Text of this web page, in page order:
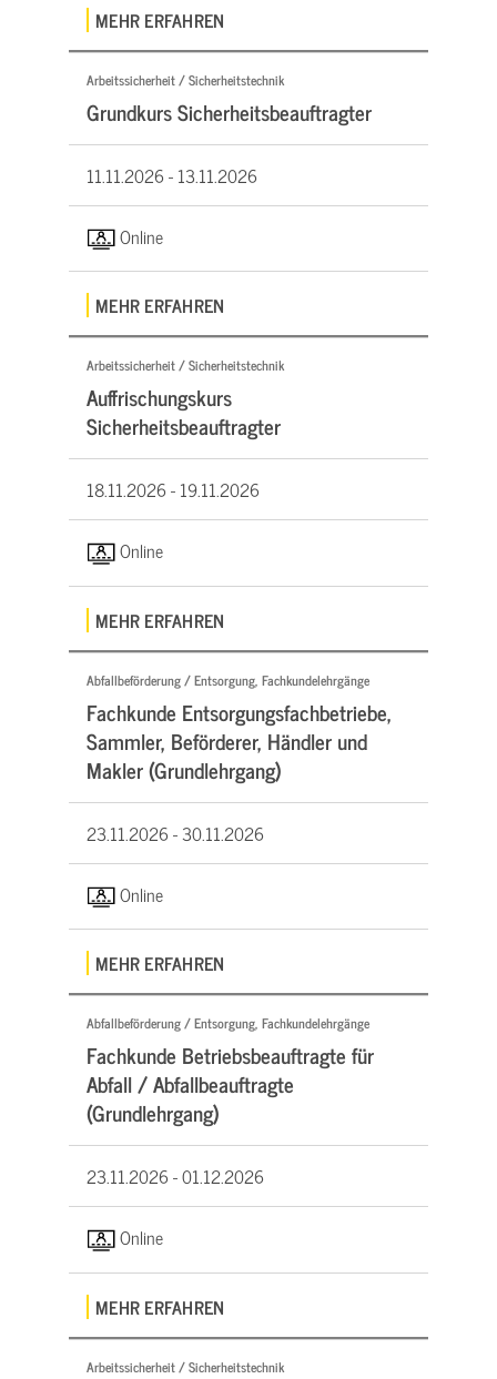
MEHR ERFAHREN
Arbeitssicherheit / Sicherheitstechnik
Grundkurs Sicherheitsbeauftragter
11.11.2026 -13.11.2026
Online
MEHR ERFAHREN
Arbeitssicherheit / Sicherheitstechnik
Auffrischungskurs
Sicherheitsbeauftragter
18.11.2026 -19.11.2026
Online
MEHR ERFAHREN
Abfallbeförderung / Entsorgung, Fachkundelehrgänge
Fachkunde Entsorgungsfachbetriebe,
Sammler, Beförderer, Händler und
Makler (Grundlehrgang)
23.11.2026 -30.11.2026
Online
MEHR ERFAHREN
Abfallbeförderung / Entsorgung, Fachkundelehrgänge
Fachkunde Betriebsbeauftragte für
Abfall / Abfallbeauftragte
(Grundlehrgang)
23.11.2026 -01.12.2026
Online
MEHR ERFAHREN
Arbeitssicherheit / Sicherheitstechnik